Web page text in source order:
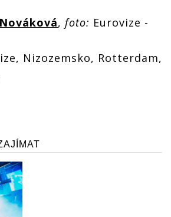
, foto: Eurovize -
Nizozemsko, Rotterdam,